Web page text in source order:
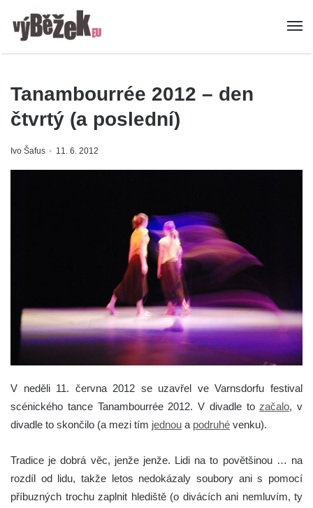
Tanambourrée 2012 – den
čtvrtý (a poslední)
Ivo Šafus 11. 6. 2012
V neděli 11. června 2012 se uzavřel ve Varnsdorfu festival
scénického tance Tanambourrée 2012. V divadle tozačalo, v
divadle to skončilo (a mezi tím jednou a podruhé venku).
Tradice je dobrá věc, jenže jenže. Lidi na to povětšinou … na
rozdíl od lidu, takže letos nedokázaly soubory ani s pomocí
příbuzných trochu zaplnit hlediště (o divácích ani nemluvím, ty